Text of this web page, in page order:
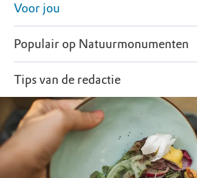
Voor jou
Populair op Natuurmonumenten
Tips van de redactie